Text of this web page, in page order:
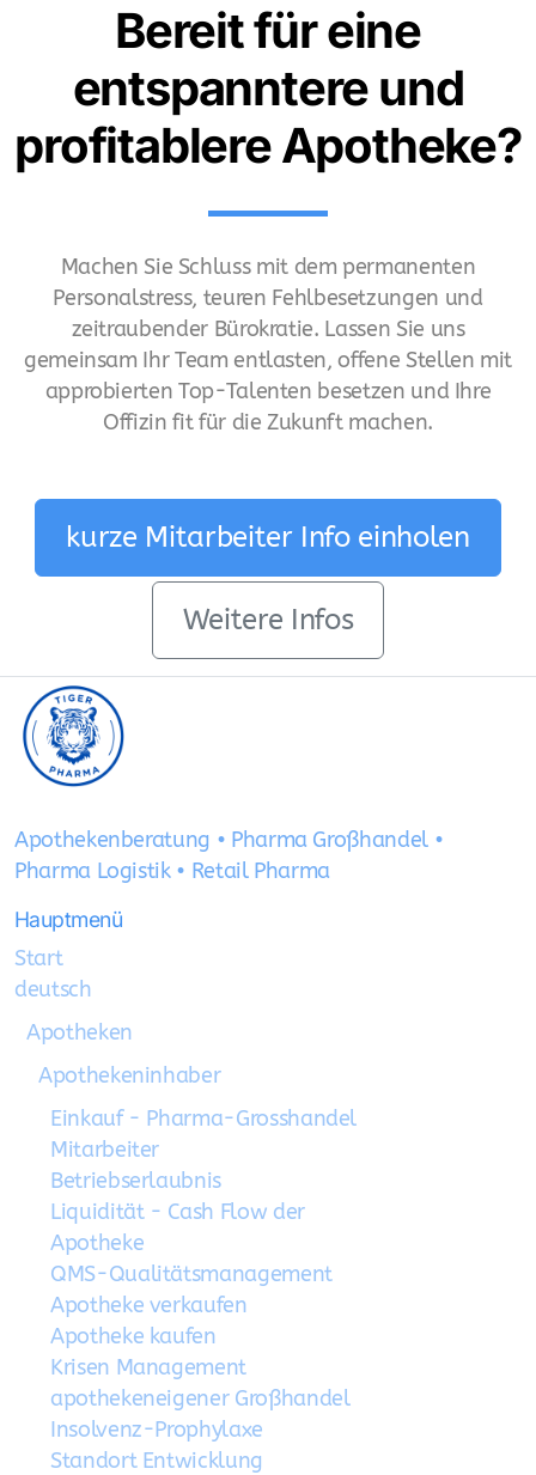
Bereit für eine
entspanntere und
profitablere Apotheke?
Machen Sie Schluss mit dem permanenten
Personalstress, teuren Fehlbesetzungen und
zeitraubender Bürokratie. Lassen Sie uns
gemeinsam Ihr Team entlasten, offene Stellen mit
approbierten Top-Talenten besetzen und Ihre
Offizin fit für die Zukunft machen.
kurze Mitarbeiter Info einholen
Weitere Infos
Apothekenberatung • Pharma Großhandel •
Pharma Logistik • Retail Pharma
Hauptmenü
Start
deutsch
Apotheken
Apothekeninhaber
Einkauf - Pharma-Grosshandel
Mitarbeiter
Betriebserlaubnis
Liquidität - Cash Flow der
Apotheke
QMS-Qualitätsmanagement
Apotheke verkaufen
Apotheke kaufen
Krisen Management
apothekeneigener Großhandel
Insolvenz-Prophylaxe
Standort Entwicklung